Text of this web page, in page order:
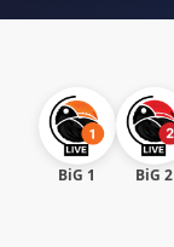
BiG 1 BiG 2